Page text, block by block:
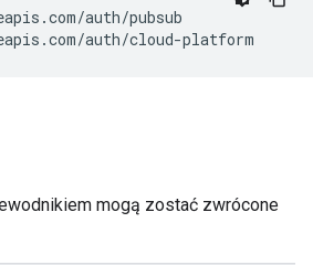
auth/pubsub
auth/cloud-platform
mogą zostać zwrócone